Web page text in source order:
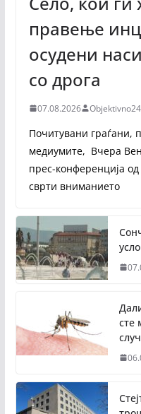
правење
осудени
со дрога
07.08.2026 Objektivno24
Почитувани граѓани,
медиумите, Вчера
прес-конференција
сврти вниманието
сте